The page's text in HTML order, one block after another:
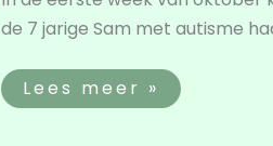
de 7 jarige Sam met autisme
Lees meer »